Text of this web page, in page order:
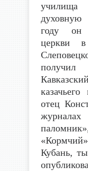
году он
церкви в
получил
отец
журналах
Кубань,